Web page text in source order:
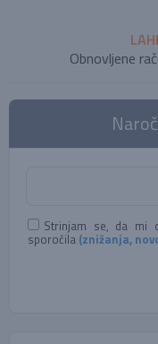
Obnovljene
Strinjam se, da mi
sporočila (znižanja,